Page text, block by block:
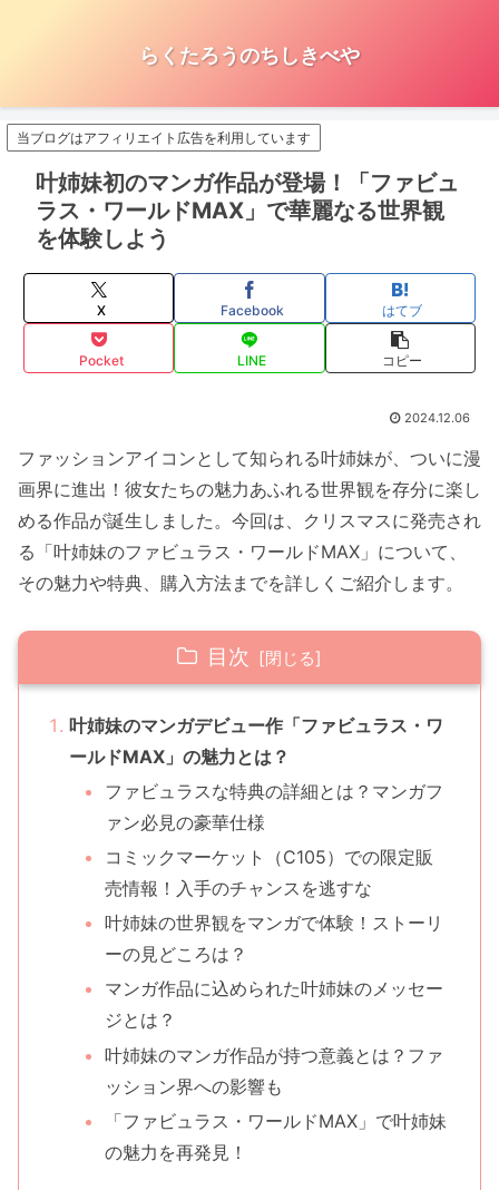
らくたろうのちしきべや
当ブログはアフィリエイト広告を利用しています
叶姉妹初のマンガ作品が登場！「ファビュ
ラス・ワールドMAX」で華麗なる世界観
を体験しよう
X Facebook はてブ
Pocket LINE コピー
2024.12.06
ファッションアイコンとして知られる叶姉妹が、ついに漫
画界に進出！彼女たちの魅力あふれる世界観を存分に楽し
める作品が誕生しました。今回は、クリスマスに発売され
る「叶姉妹のファビュラス・ワールドMAX」について、
その魅力や特典、購入方法までを詳しくご紹介します。
目次
叶姉妹のマンガデビュー作「ファビュラス・ワ
ールドMAX」の魅力とは？
ファビュラスな特典の詳細とは？マンガフ
ァン必見の豪華仕様
コミックマーケット（C105）での限定販
売情報！入手のチャンスを逃すな
叶姉妹の世界観をマンガで体験！ストーリ
ーの見どころは？
マンガ作品に込められた叶姉妹のメッセー
ジとは？
叶姉妹のマンガ作品が持つ意義とは？ファ
ッション界への影響も
「ファビュラス・ワールドMAX」で叶姉妹
の魅力を再発見！